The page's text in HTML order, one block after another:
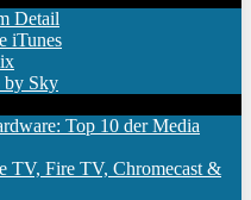
Detail
iTunes
by Sky
Top 10 der Media
TV, Fire TV, Chromecast &